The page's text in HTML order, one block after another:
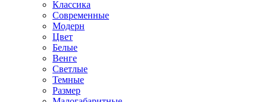
Классика
Современные
Модерн
Цвет
Белые
Венге
Светлые
Темные
Размер